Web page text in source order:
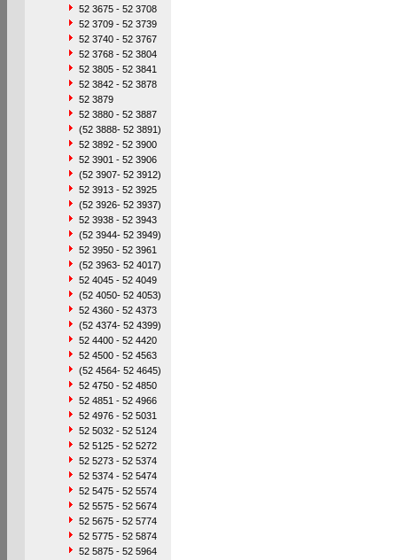
52 3675 - 52 3708
52 3709 - 52 3739
52 3740 - 52 3767
52 3768 - 52 3804
52 3805 - 52 3841
52 3842 - 52 3878
52 3879
52 3880 - 52 3887
(52 3888- 52 3891)
52 3892 - 52 3900
52 3901 - 52 3906
(52 3907- 52 3912)
52 3913 - 52 3925
(52 3926- 52 3937)
52 3938 - 52 3943
(52 3944- 52 3949)
52 3950 - 52 3961
(52 3963- 52 4017)
52 4045 - 52 4049
(52 4050- 52 4053)
52 4360 - 52 4373
(52 4374- 52 4399)
52 4400 - 52 4420
52 4500 - 52 4563
(52 4564- 52 4645)
52 4750 - 52 4850
52 4851 - 52 4966
52 4976 - 52 5031
52 5032 - 52 5124
52 5125 - 52 5272
52 5273 - 52 5374
52 5374 - 52 5474
52 5475 - 52 5574
52 5575 - 52 5674
52 5675 - 52 5774
52 5775 - 52 5874
52 5875 - 52 5964